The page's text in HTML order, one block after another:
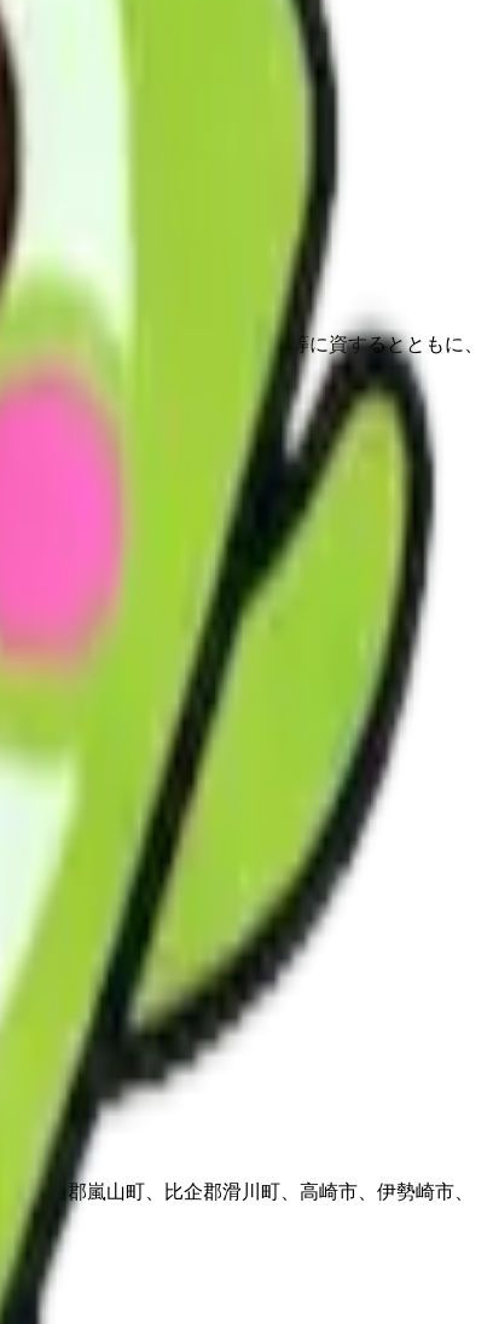
の便宜を図り、その機能訓練等に資するとともに、
比企郡嵐山町、比企郡滑川町、高崎市、伊勢崎市、